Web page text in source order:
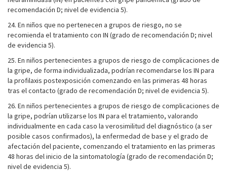
recomendación D; nivel de evidencia 5).
24. En niños que no pertenecen a grupos de riesgo, no se
recomienda el tratamiento con IN (grado de recomendación D; nivel
de evidencia 5).
25. En niños pertenecientes a grupos de riesgo de complicaciones de
la gripe, de forma individualizada, podrían recomendarse los IN para
la profilaxis postexposición comenzando en las primeras 48 horas
tras el contacto (grado de recomendación D; nivel de evidencia 5).
26. En niños pertenecientes a grupos de riesgo de complicaciones de
la gripe, podrían utilizarse los IN para el tratamiento, valorando
individualmente en cada caso la verosimilitud del diagnóstico (a ser
posible casos confirmados), la enfermedad de base y el grado de
afectación del paciente, comenzando el tratamiento en las primeras
48 horas del inicio de la sintomatología (grado de recomendación D;
nivel de evidencia 5).